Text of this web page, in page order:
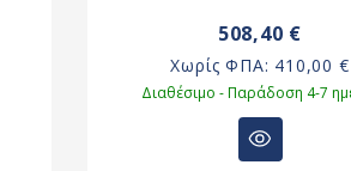
508,40 €
Χωρίς ΦΠΑ: 410,00 €
Διαθέσιμο - Παράδοση 4-7